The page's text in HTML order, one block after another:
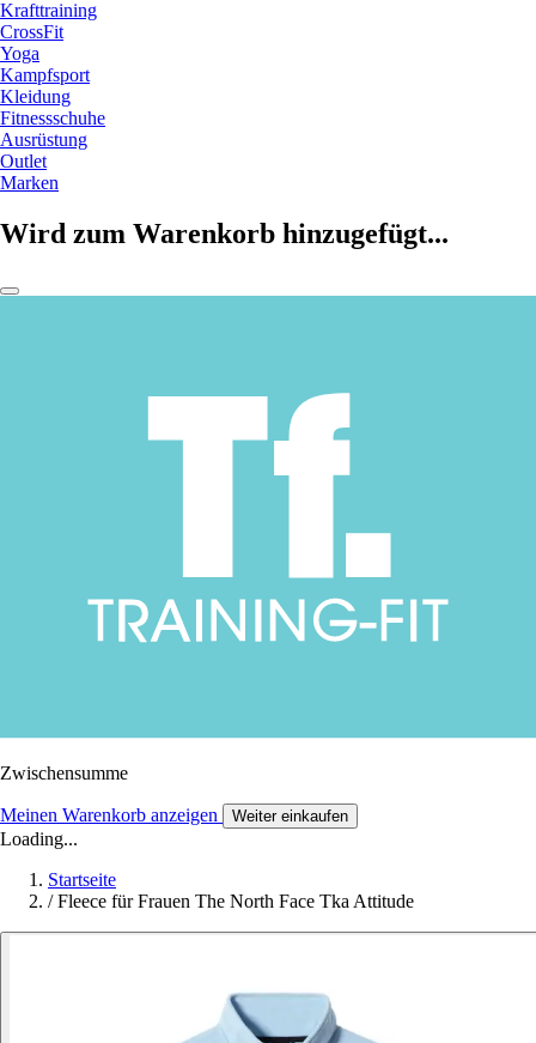
Krafttraining
CrossFit
Yoga
Kampfsport
Kleidung
Fitnessschuhe
Ausrüstung
Outlet
Marken
Wird zum Warenkorb hinzugefügt...
Zwischensumme
Meinen Warenkorb anzeigen Weiter einkaufen
Loading...
Startseite
/ Fleece für Frauen The North Face Tka Attitude